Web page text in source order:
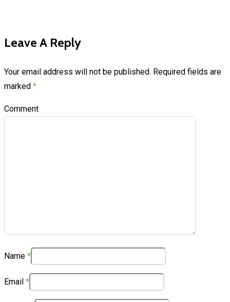
Leave A Reply
Your email address will not be published. Required fields are
marked *
Comment
Name *
Email *